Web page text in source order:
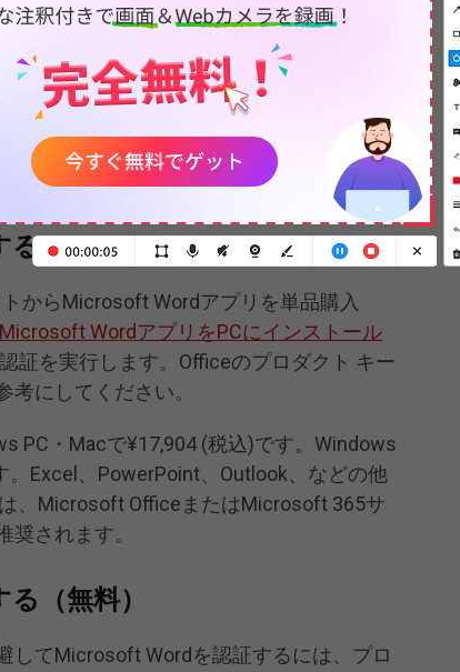
リは自動的にライセンス認証されるはず
ニーズに基づいて、最適なプランを選択し
、すべての機能を利用する方法
る
からMicrosoft Wordアプリを単品購入
Microsoft WordアプリをPCにインストール
証を実行します。Officeのプロダクト キー
考にしてください。
PC・Macで¥17,904 (税込)です。Windows
Excel、PowerPoint、Outlook、などの他
、Microsoft OfficeまたはMicrosoft 365サ
されます。
（無料）
してMicrosoft Wordを認証するには、プロ